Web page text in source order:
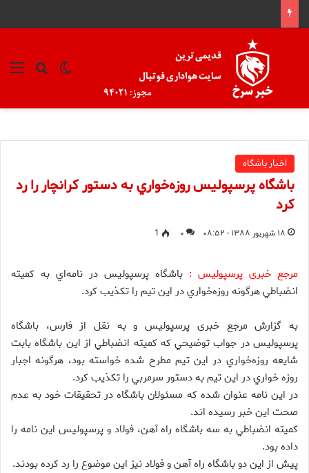
تغییر پوسته
اخبار باشگاه
باشگاه پرسپوليس روزه‌خواري به دستور كرانچار را رد
كرد
۱۸ شهریور ۱۳۸۸ - ۰۸:۵۲ ۰ 1
مرجع خبری پرسپولیس : باشگاه پرسپوليس در نامه‌اي به كميته
انضباطي هرگونه روزه‌خواري در اين تيم را تكذيب كرد.
به گزارش مرجع خبری پرسپولیس و به نقل از فارس، باشگاه
پرسپوليس در جواب توضيحي كه كميته انضباطي از اين باشگاه بابت
شايعه روزه‌خواري در اين تيم مطرح شده خواسته بود، هرگونه اجبار
روزه خواري در اين تيم به دستور سرمربي را تكذيب كرد.
در اين نامه عنوان شده كه مسئولان باشگاه در تحقيقات خود به عدم
صحت اين خبر رسيده اند.
كميته انضباطي به سه باشگاه راه آهن، فولاد و پرسپوليس اين نامه را
داده بود.
پيش از اين دو باشگاه راه آهن و فولاد نيز اين موضوع را رد كرده بودند.